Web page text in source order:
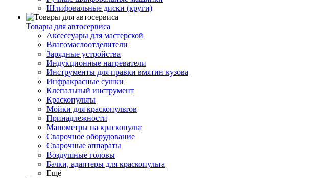
Шлифовальные диски (круги)
Товары для автосервиса
Аксессуары для мастерской
Влагомаслоотделители
Зарядные устройства
Индукционные нагреватели
Инструменты для правки вмятин кузова
Инфракрасные сушки
Клепальный инструмент
Краскопульты
Мойки для краскопультов
Принадлежности
Манометры на краскопульт
Сварочное оборудование
Сварочные аппараты
Воздушные головы
Бачки, адаптеры для краскопульта
Ещё